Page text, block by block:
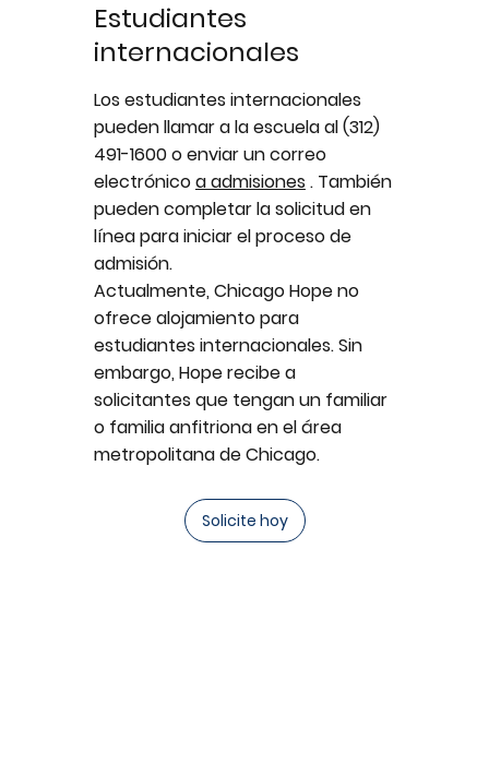
Estudiantes
internacionales
Los estudiantes internacionales
pueden llamar a la escuela al (312)
491-1600 o enviar un correo
electrónicoa admisiones . También
pueden completar la solicitud en
línea para iniciar el proceso de
admisión.
Actualmente, Chicago Hope no
ofrece alojamiento para
estudiantes internacionales. Sin
embargo, Hope recibe a
solicitantes que tengan un familiar
o familia anfitriona en el área
metropolitana de Chicago.
Solicite hoy